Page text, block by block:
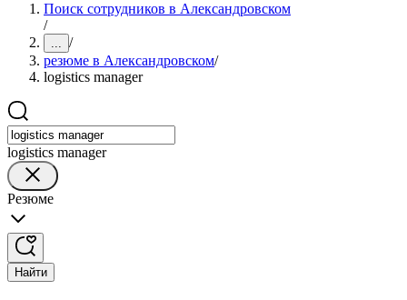
Поиск сотрудников в Александровском
/
... /
резюме в Александровском/
logistics manager
logistics manager
Резюме
Найти